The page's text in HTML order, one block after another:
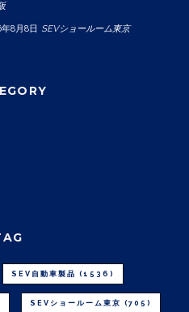
8月8日 SEVショールーム東京
SEV自動車製品 (1536)
SEVショールーム東京 (705)